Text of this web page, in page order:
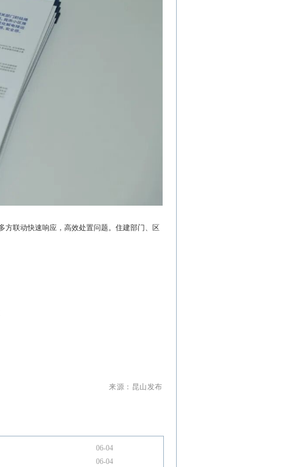
方联动快速响应，高效处置问题。住建部门、区
来源：昆山发布
06-04
06-04